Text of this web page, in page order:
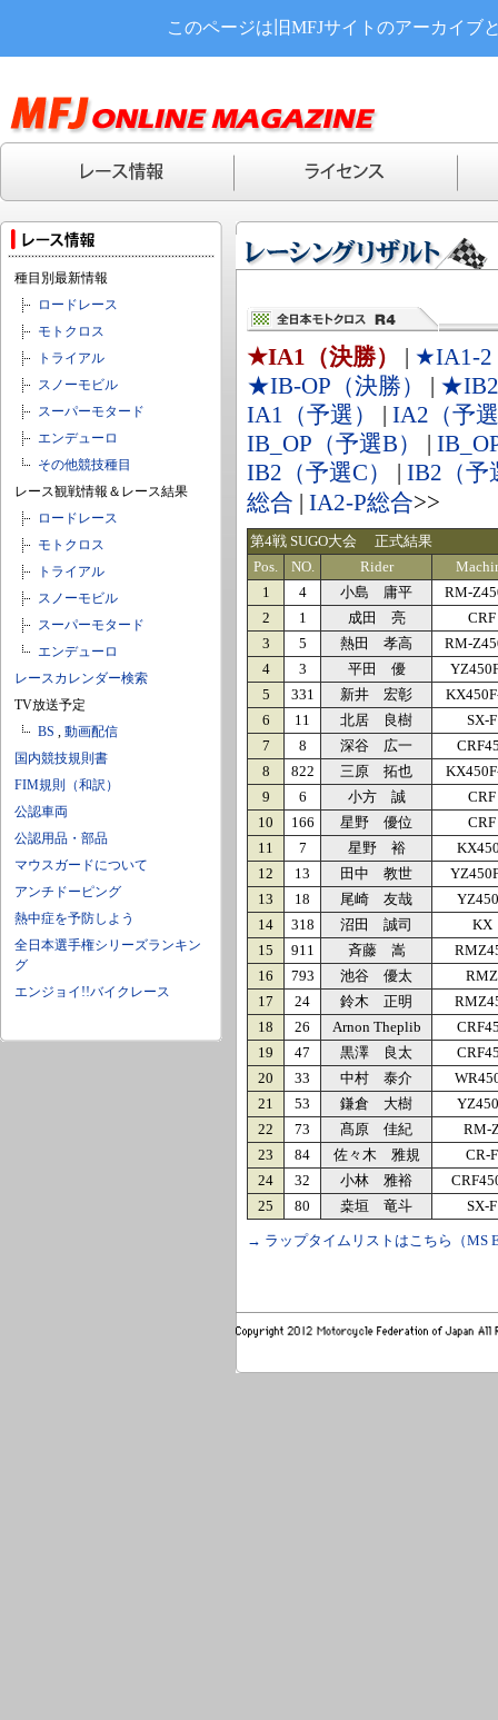
このページは旧MFJサイトのアーカイブ
種目別最新情報
ロードレース
モトクロス
トライアル
スノーモビル
スーパーモタード
エンデューロ
その他競技種目
レース観戦情報＆レース結果
ロードレース
モトクロス
トライアル
スノーモビル
スーパーモタード
エンデューロ
レースカレンダー検索
TV放送予定
BS , 動画配信
国内競技規則書
FIM規則（和訳）
公認車両
公認用品・部品
マウスガードについて
アンチドーピング
熱中症を予防しよう
全日本選手権シリーズランキン
グ
エンジョイ!!バイクレース
★IA1（決勝） | ★IA1-2
★IB-OP（決勝）
|
IA1（予選）
| IA2（予
IB_OP（予選B）
|
IB2（予選C）
| IB2（予
総合 | IA2-P総合>>
第4戦 SUGO大会 正式結果
Pos.
NO. Rider
1
4 小島 庸平
RM-
2
1 成田 亮
CRF
3
5 熱田 孝高
RM-
4
3 平田 優
5
331 新井 宏彰
6
11 北居 良樹
SX-F
7
8 深谷 広一
8
822 三原 拓也
9
6 小方 誠
CRF
10
166 星野 優位
CRF
11
7 星野 裕
12
13 田中 教世
13
18 尾崎 友哉
14
318 沼田 誠司
KX
15
911 斉藤 嵩
16
793 池谷 優太
RMZ
17
24 鈴木 正明
18
26 Arnon Theplib
19
47 黒澤 良太
20
33 中村 泰介
21
53 鎌倉 大樹
22
73 髙原 佳紀
RM-
23
84 佐々木 雅規
CR-F
24
32 小林 雅裕
25
80 桒垣 竜斗 SX-F
→ ラップタイムリストはこちら（MS